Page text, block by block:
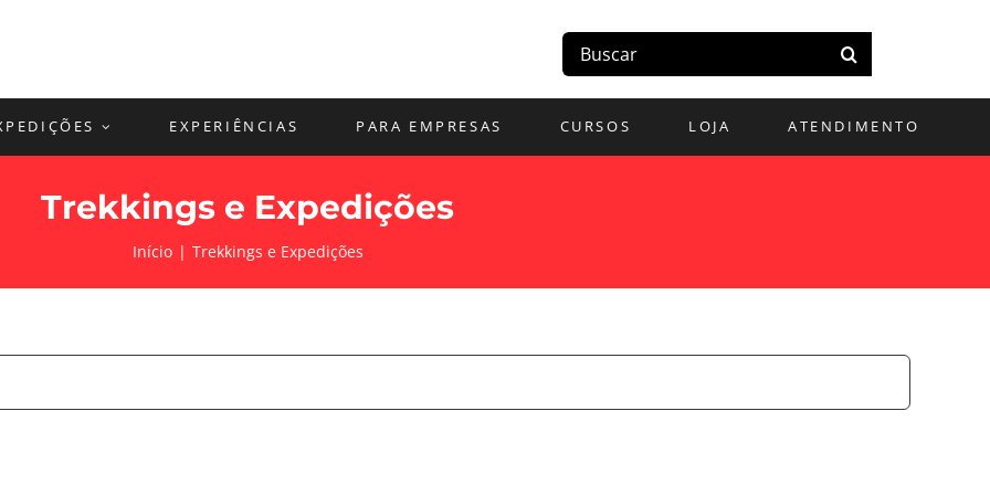
Buscar
resultados
EXPERIÊNCIAS PARA EMPRESAS CURSOS LOJA ATENDIMENTO
Trekkings e Expedições
Início Trekkings e Expedições